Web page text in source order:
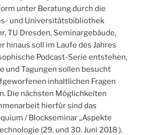
unter Beratung durch die
und Universitätsbibliothek
TU Dresden, Seminargebäude,
hinaus soll im Laufe des Jahres
Podcast-Serie entstehen,
und Tagungen sollen besucht
inhaltlichen Fragen
Die nächsten Möglichkeiten
hierfür sind das
/ Blockseminar „Aspekte
(29. und 30. Juni 2018 ).